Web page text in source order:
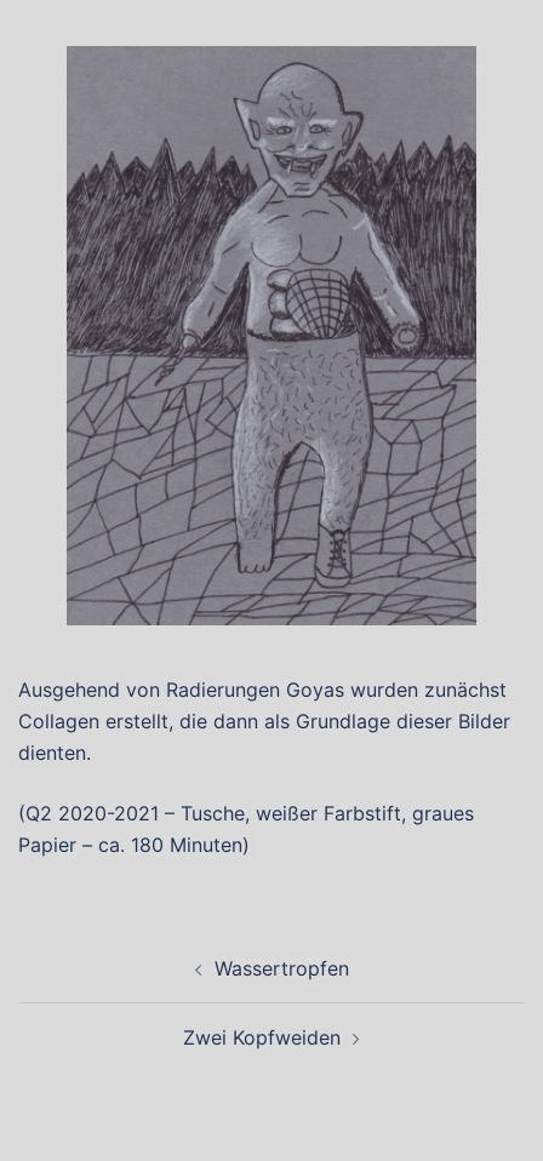
Ausgehend von Radierungen Goyas wurden zunächst
Collagen erstellt, die dann als Grundlage dieser Bilder
dienten.
(Q2 2020-2021 – Tusche, weißer Farbstift, graues
Papier – ca. 180 Minuten)
Wassertropfen
Zwei Kopfweiden